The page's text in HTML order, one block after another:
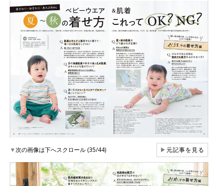
▼次の画像は下へスクロール (35/44) ▶元記事を見る